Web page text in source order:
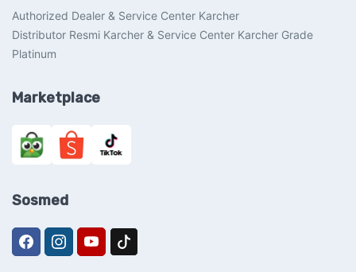
Authorized Dealer & Service Center Karcher
Distributor Resmi Karcher & Service Center Karcher Grade
Platinum
Marketplace
Sosmed